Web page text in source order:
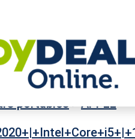
portables>APPLE